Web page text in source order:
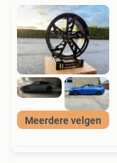
Meerdere velgen